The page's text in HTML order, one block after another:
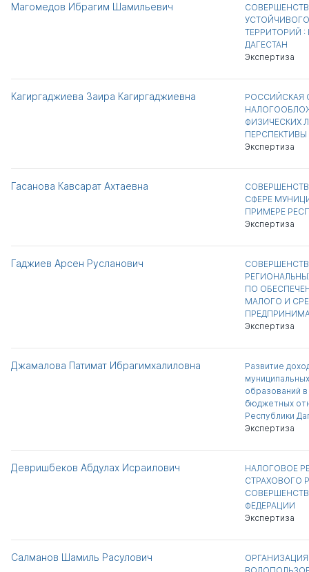
Магомедов Ибрагим Шамильевич
ТЕРРИТОРИЙ :
ДАГЕСТАН
Экспертиза
Кагиргаджиева Заира Кагиргаджиевна
РОССИЙСКАЯ
ФИЗИЧЕСКИХ
ПЕРСПЕКТИВЫ
Экспертиза
Гасанова Кавсарат Ахтаевна
СФЕРЕ
ПРИМЕРЕ
Экспертиза
Гаджиев Арсен Русланович
ПО
МАЛОГО И
Экспертиза
Джамалова Патимат Ибрагимхалиловна
Развитие
образований
бюджетных
Республики
Экспертиза
Девришбеков Абдулах Исраилович
НАЛОГОВОЕ
СТРАХОВОГО
ФЕДЕРАЦИИ
Экспертиза
Салманов Шамиль Расулович